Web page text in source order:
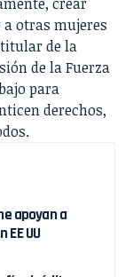
otras mujeres
titular de la
de la Fuerza
para
derechos,
apoyan a
UU